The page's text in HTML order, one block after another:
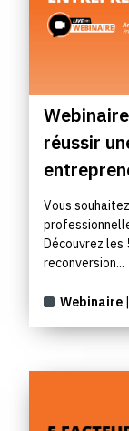
réussir
Vous
Découvrez les
reconversion...
Webinaire